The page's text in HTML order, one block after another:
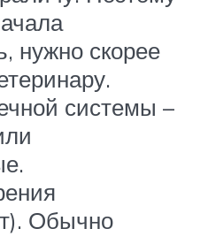
нужно скорее
системы –
Обычно